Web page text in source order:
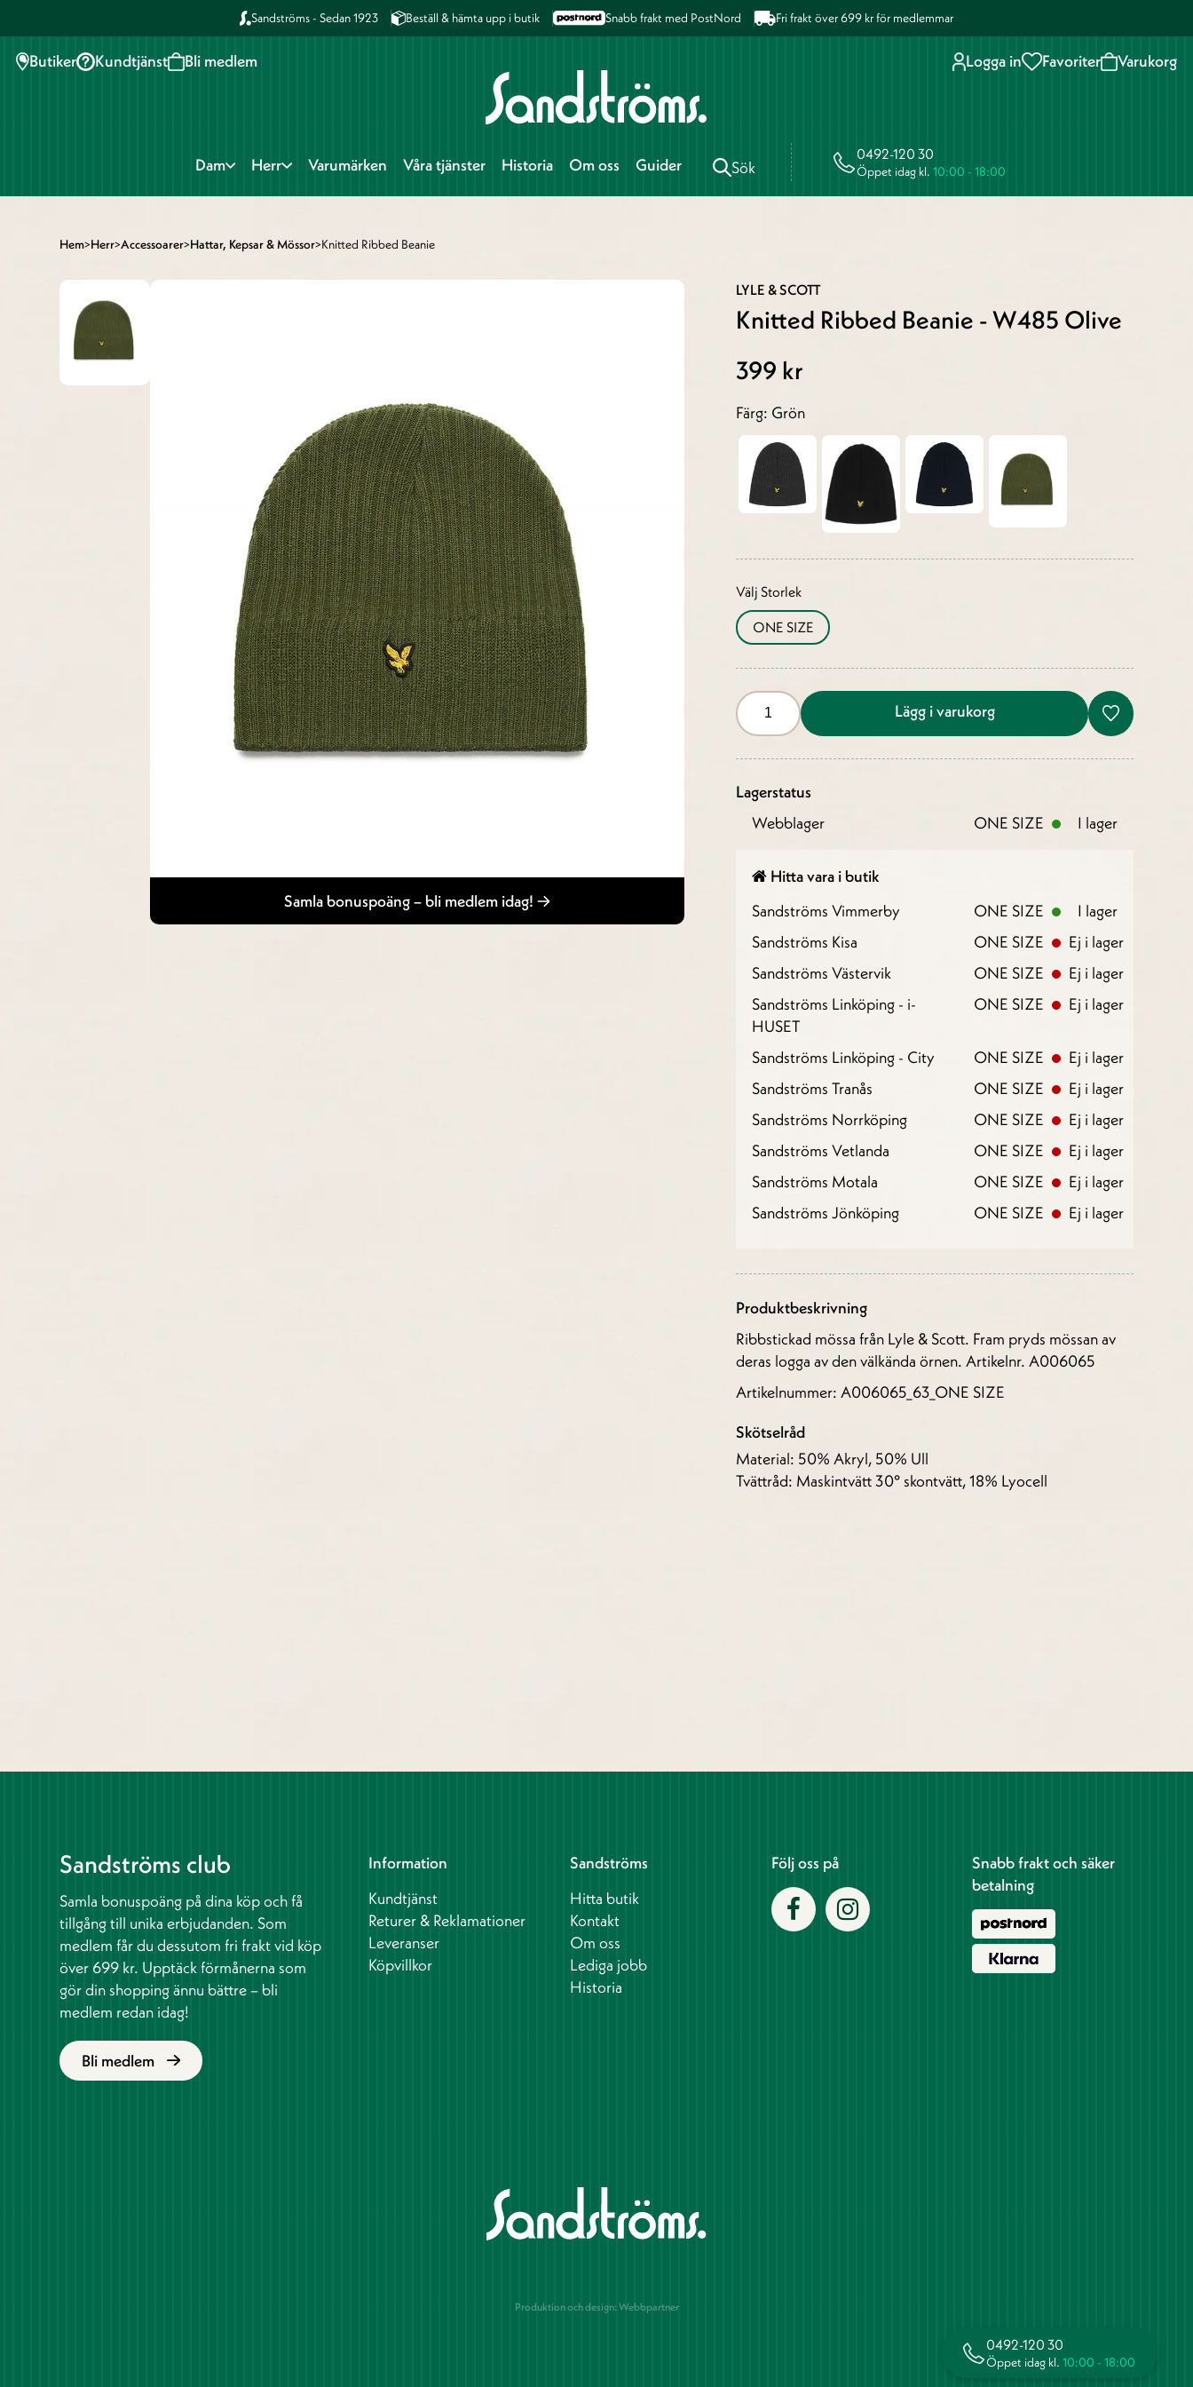
Sandströms - Sedan 1923 Beställ & hämta upp i butik Snabb frakt med PostNord Fri frakt över 699 kr för medlemmar
Butiker Kundtjänst Bli medlem Logga in Favoriter Varukorg
Dam Herr Varumärken Våra tjänster Historia Om oss Guider Sök
0492-120 30
Öppet idag kl.10:00 - 18:00
Hem>Herr>Accessoarer>Hattar, Kepsar & Mössor>Knitted Ribbed Beanie
Samla bonuspoäng – bli medlem idag!
LYLE & SCOTT
Knitted Ribbed Beanie - W485 Olive
399 kr
Färg: Grön
Välj Storlek
ONE SIZE
Lägg i varukorg
Lagerstatus
Webblager
ONE SIZE I lager
Hitta vara i butik
Sandströms Vimmerby
ONE SIZE
I lager
Sandströms Kisa
ONE SIZE
Ej i lager
Sandströms Västervik
ONE SIZE
Ej i lager
Sandströms Linköping - i-
HUSET
ONE SIZE Ej i lager
Sandströms Linköping - City ONE SIZE
Ej i lager
Sandströms Tranås
ONE SIZE
Ej i lager
Sandströms Norrköping
ONE SIZE
Ej i lager
Sandströms Vetlanda
ONE SIZE
Ej i lager
Sandströms Motala
ONE SIZE
Ej i lager
Sandströms Jönköping
ONE SIZE Ej i lager
Produktbeskrivning
Ribbstickad mössa från Lyle & Scott. Fram pryds mössan av
deras logga av den välkända örnen. Artikelnr. A006065
Artikelnummer: A006065_63_ONE SIZE
Skötselråd
Material: 50% Akryl, 50% Ull
Tvättråd: Maskintvätt 30° skontvätt, 18% Lyocell
Sandströms club
Samla bonuspoäng på dina köp och få
tillgång till unika erbjudanden. Som
medlem får du dessutom fri frakt vid köp
över 699 kr. Upptäck förmånerna som
gör din shopping ännu bättre – bli
medlem redan idag!
Bli medlem
Information
Kundtjänst
Returer & Reklamationer
Leveranser
Köpvillkor
Sandströms
Hitta butik
Kontakt
Om oss
Lediga jobb
Historia
Följ oss på
Snabb frakt och säker
betalning
Produktion och design: Webbpartner
0492-120 30
Öppet idag kl. 10:00 - 18:00